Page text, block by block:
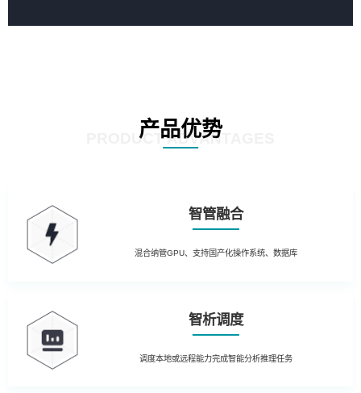
产品优势
PRODUCT ADVANTAGES
智管融合
混合纳管GPU、支持国产化操作系统、数据库
智析调度
调度本地或远程能力完成智能分析推理任务